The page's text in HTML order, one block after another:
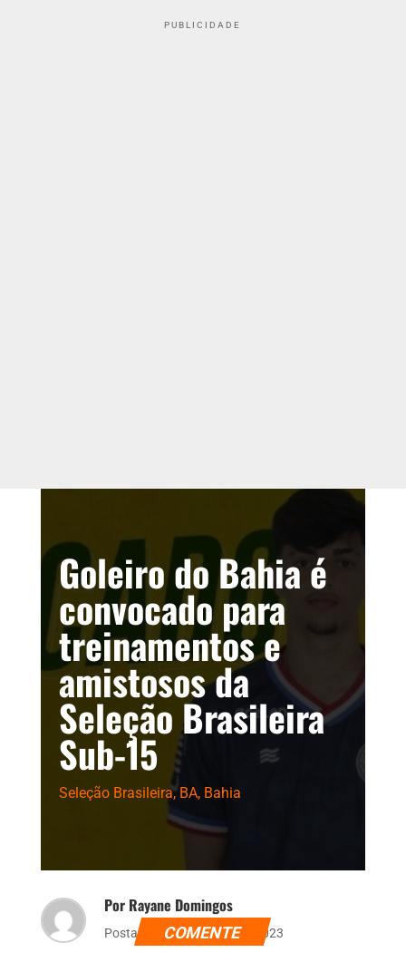
PUBLICIDADE
Goleiro do Bahia é
convocado para
treinamentos e
amistosos da
Seleção Brasileira
Sub-15
Seleção Brasileira,BA, Bahia
Por Rayane Domingos
Postado dia 31 de julho de 2023
COMENTE